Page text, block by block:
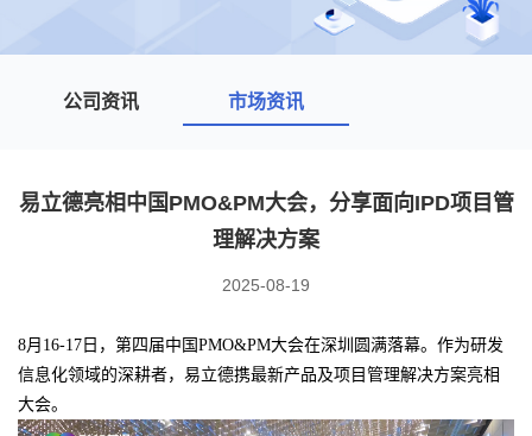
公司资讯 市场资讯
易立德亮相中国PMO&PM大会，分享面向IPD项目管
理解决方案
2025-08-19
8月16-17日，第四届中国PMO&PM大会在深圳圆满落幕。作为研发
信息化领域的深耕者，易立德携最新产品及项目管理解决方案亮相
大会。